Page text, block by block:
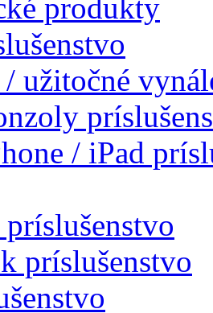
produkty
/ užitočné
/ iPad
príslušenstvo